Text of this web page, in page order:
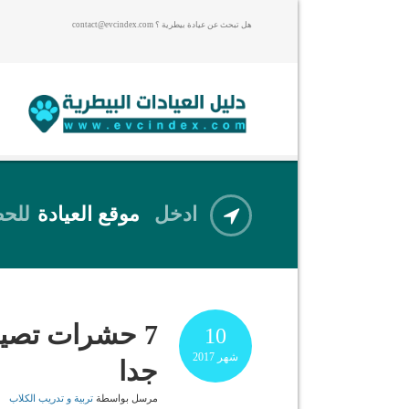
هل تبحث عن عيادة بيطرية ؟ contact@evcindex.com
ادخل موقع العيادة
10
شهر 2017
7 حشرات
جدا
مرسل بواسطة تربية و تدريب الكلاب